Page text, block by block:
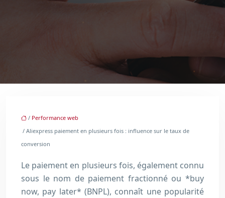
/ Performance web
/ Aliexpress paiement en plusieurs fois : influence sur le taux de
conversion
Le paiement en plusieurs fois, également connu
sous le nom de paiement fractionné ou *buy
now, pay later* (BNPL), connaît une popularité